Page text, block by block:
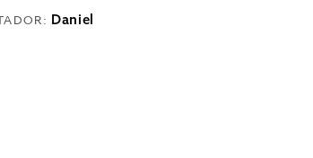
Daniel